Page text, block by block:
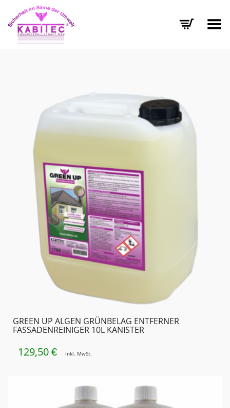
Menü umschalten
GREEN UP ALGEN GRÜNBELAG ENTFERNER
FASSADENREINIGER 10L KANISTER
129,50 € inkl. MwSt.